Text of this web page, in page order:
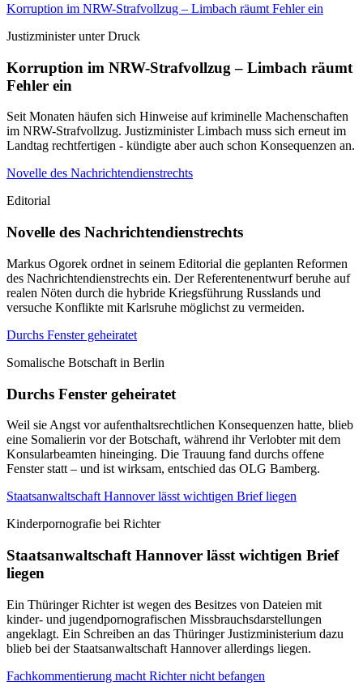
Korruption im NRW-Strafvollzug – Limbach räumt Fehler ein
Justizminister unter Druck
Korruption im NRW-Strafvollzug – Limbach räumt
Fehler ein
Seit Monaten häufen sich Hinweise auf kriminelle Machenschaften
im NRW-Strafvollzug. Justizminister Limbach muss sich erneut im
Landtag rechtfertigen - kündigte aber auch schon Konsequenzen an.
Novelle des Nachrichtendienstrechts
Editorial
Novelle des Nachrichtendienstrechts
Markus Ogorek ordnet in seinem Editorial die geplanten Reformen
des Nachrichtendienstrechts ein. Der Referentenentwurf beruhe auf
realen Nöten durch die hybride Kriegsführung Russlands und
versuche Konflikte mit Karlsruhe möglichst zu vermeiden.
Durchs Fenster geheiratet
Somalische Botschaft in Berlin
Durchs Fenster geheiratet
Weil sie Angst vor aufenthaltsrechtlichen Konsequenzen hatte, blieb
eine Somalierin vor der Botschaft, während ihr Verlobter mit dem
Konsularbeamten hineinging. Die Trauung fand durchs offene
Fenster statt – und ist wirksam, entschied das OLG Bamberg.
Staatsanwaltschaft Hannover lässt wichtigen Brief liegen
Kinderpornografie bei Richter
Staatsanwaltschaft Hannover lässt wichtigen Brief
liegen
Ein Thüringer Richter ist wegen des Besitzes von Dateien mit
kinder- und jugendpornografischen Missbrauchsdarstellungen
angeklagt. Ein Schreiben an das Thüringer Justizministerium dazu
blieb bei der Staatsanwaltschaft Hannover allerdings liegen.
Fachkommentierung macht Richter nicht befangen